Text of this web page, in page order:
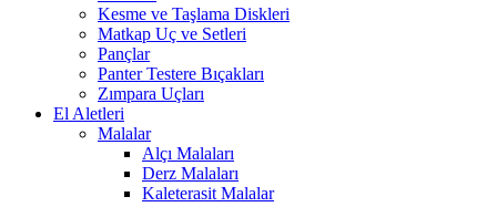
Kesme ve Taşlama Diskleri
Matkap Uç ve Setleri
Pançlar
Panter Testere Bıçakları
Zımpara Uçları
El Aletleri
Malalar
Alçı Malaları
Derz Malaları
Kaleterasit Malalar